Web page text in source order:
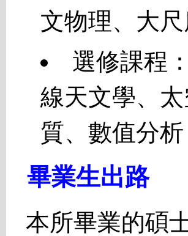
文物理、大
選修課程
線天文學、
質、數值分析
畢業生出路
本所畢業的碩